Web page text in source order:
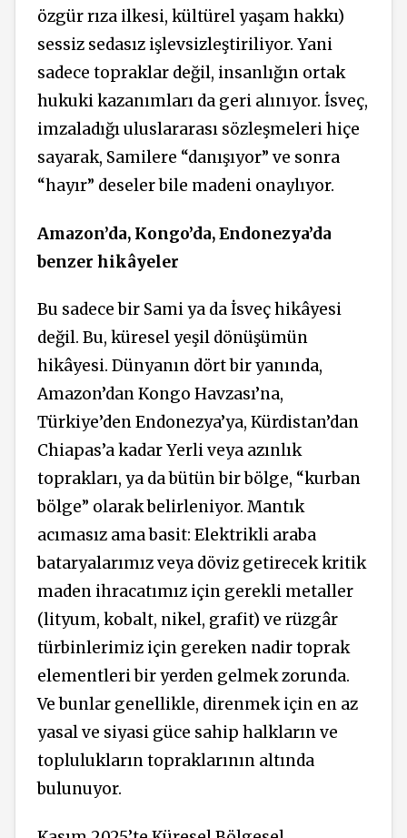
özgür rıza ilkesi, kültürel yaşam hakkı)
sessiz sedasız işlevsizleştiriliyor. Yani
sadece topraklar değil, insanlığın ortak
hukuki kazanımları da geri alınıyor. İsveç,
imzaladığı uluslararası sözleşmeleri hiçe
sayarak, Samilere “danışıyor” ve sonra
“hayır” deseler bile madeni onaylıyor.
Amazon’da, Kongo’da, Endonezya’da
benzer hikâyeler
Bu sadece bir Sami ya da İsveç hikâyesi
değil. Bu, küresel yeşil dönüşümün
hikâyesi. Dünyanın dört bir yanında,
Amazon’dan Kongo Havzası’na,
Türkiye’den Endonezya’ya, Kürdistan’dan
Chiapas’a kadar Yerli veya azınlık
toprakları, ya da bütün bir bölge, “kurban
bölge” olarak belirleniyor. Mantık
acımasız ama basit: Elektrikli araba
bataryalarımız veya döviz getirecek kritik
maden ihracatımız için gerekli metaller
(lityum, kobalt, nikel, grafit) ve rüzgâr
türbinlerimiz için gereken nadir toprak
elementleri bir yerden gelmek zorunda.
Ve bunlar genellikle, direnmek için en az
yasal ve siyasi güce sahip halkların ve
toplulukların topraklarının altında
bulunuyor.